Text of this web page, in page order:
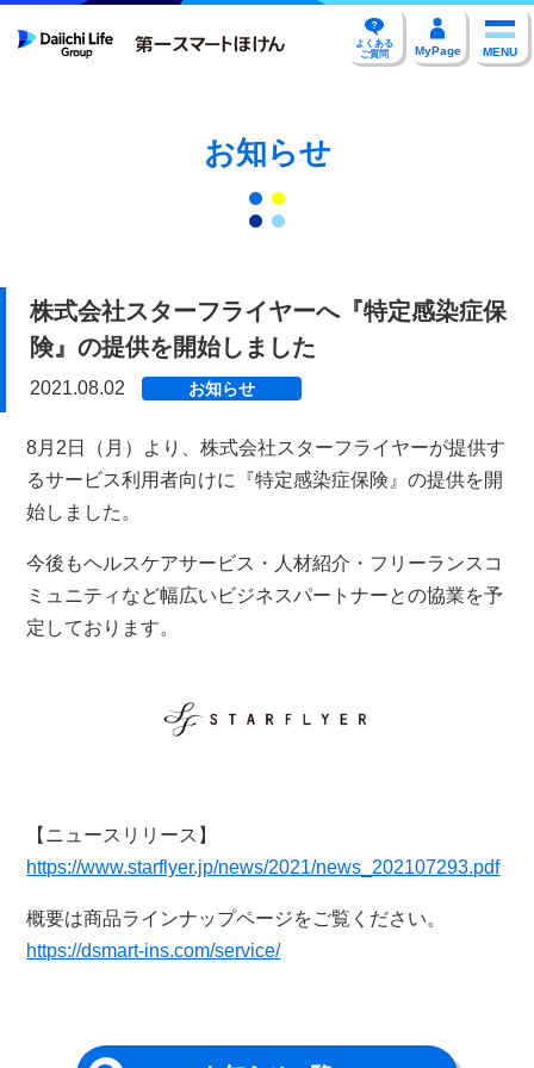
MENU
MyPage
よくある
ご質問
お知らせ
株式会社スターフライヤーへ『特定感染症保
険』の提供を開始しました
2021.08.02 お知らせ
8月2日（月）より、株式会社スターフライヤーが提供す
るサービス利用者向けに『特定感染症保険』の提供を開
始しました。
今後もヘルスケアサービス・人材紹介・フリーランスコ
ミュニティなど幅広いビジネスパートナーとの協業を予
定しております。
【ニュースリリース】
https://www.starflyer.jp/news/2021/news_202107293.pdf
概要は商品ラインナップページをご覧ください。
https://dsmart-ins.com/service/